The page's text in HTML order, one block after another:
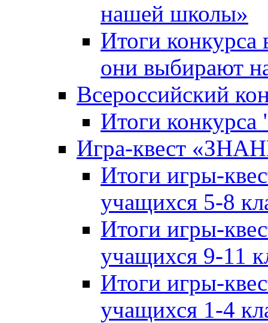
нашей школы»
Итоги конкурса
они выбирают
Всероссийский
Итоги
Игра-квест
Итоги игры-
учащихся 5-8
Итоги игры-
учащихся 9-11
Итоги игры-
учащихся 1-4